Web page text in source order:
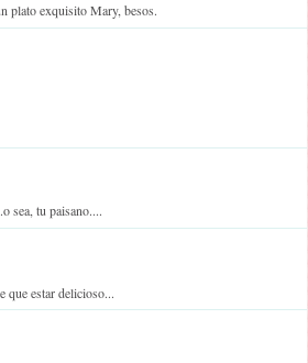
plato exquisito Mary, besos.
sea, tu paisano....
que estar delicioso...